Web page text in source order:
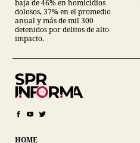
baja de 46% en homicidios
dolosos, 37% en el promedio
anual y más de mil 300
detenidos por delitos de alto
impacto.
HOME